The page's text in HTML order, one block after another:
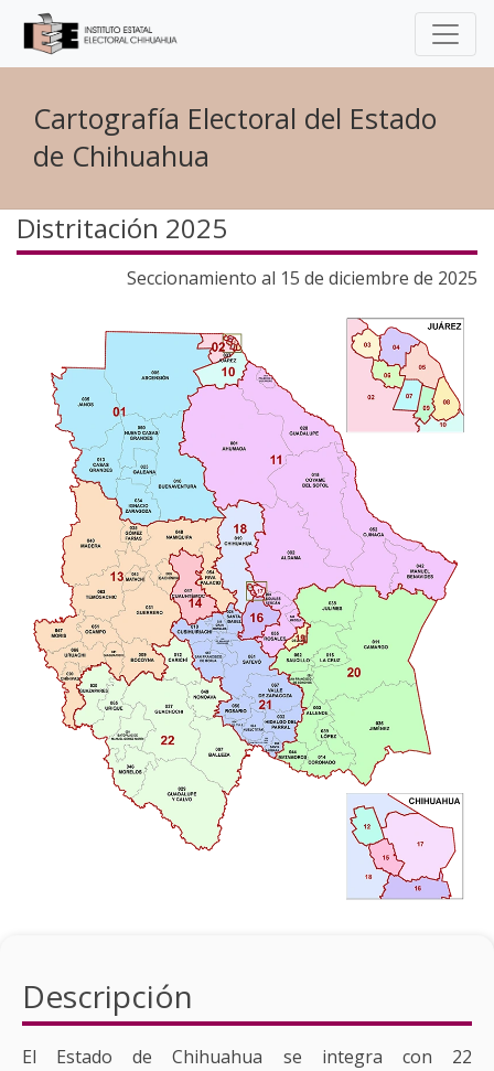
Cartografía Electoral del Estado
de Chihuahua
Distritación 2025
Seccionamiento al 15 de diciembre de 2025
Descripción
El Estado de Chihuahua se integra con 22